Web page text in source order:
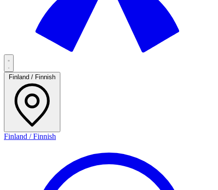
Finland / Finnish
Finland / Finnish